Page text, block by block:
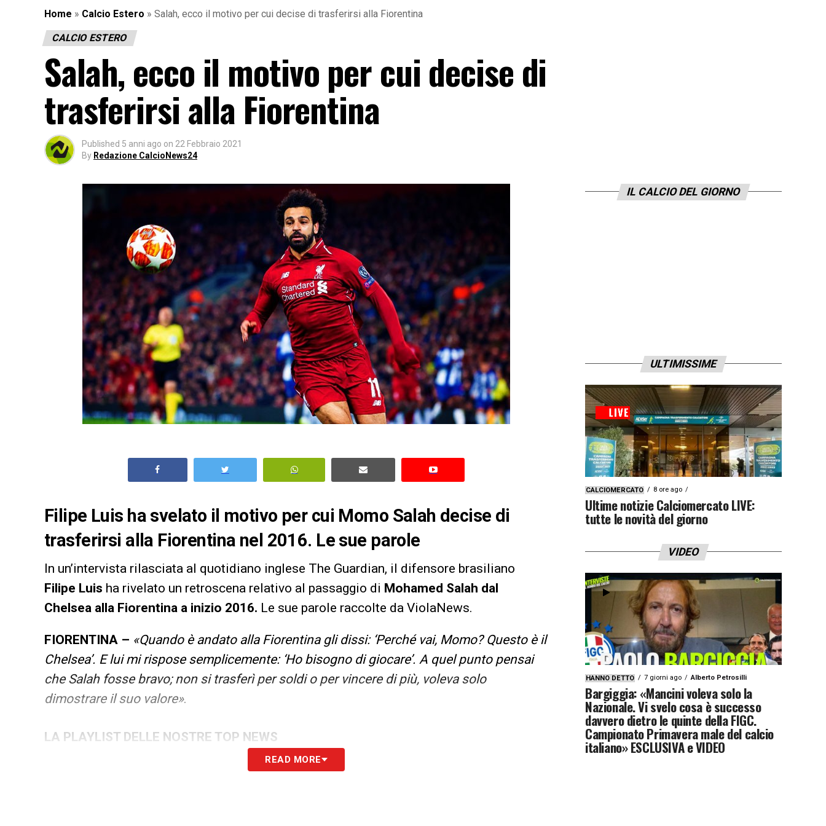
Home » Calcio Estero » Salah, ecco il motivo per cui decise di trasferirsi alla Fiorentina
CALCIO ESTERO
Salah, ecco il motivo per cui decise di
trasferirsi alla Fiorentina
Published 5 anni ago on 22 Febbraio 2021
By Redazione CalcioNews24
Filipe Luis ha svelato il motivo per cui Momo Salah decise di
trasferirsi alla Fiorentina nel 2016. Le sue parole
In un’intervista rilasciata al quotidiano inglese The Guardian, il difensore brasiliano
Filipe Luis ha rivelato un retroscena relativo al passaggio di Mohamed Salah dal
Chelsea alla Fiorentina a inizio 2016. Le sue parole raccolte da ViolaNews.
FIORENTINA – «Quando è andato alla Fiorentina gli dissi: ‘Perché vai, Momo? Questo è il
Chelsea’. E lui mi rispose semplicemente: ‘Ho bisogno di giocare’. A quel punto pensai
che Salah fosse bravo; non si trasferì per soldi o per vincere di più, voleva solo
dimostrare il suo valore».
LA PLAYLIST DELLE NOSTRE TOP NEWS
READ MORE
IL CALCIO DEL GIORNO
ULTIMISSIME
CALCIOMERCATO 8 ore ago
Ultime notizie Calciomercato LIVE:
tutte le novità del giorno
VIDEO
HANNO DETTO 7 giorni ago Alberto Petrosilli
Bargiggia: «Mancini voleva solo la
Nazionale. Vi svelo cosa è successo
davvero dietro le quinte della FIGC.
Campionato Primavera male del calcio
italiano» ESCLUSIVA e VIDEO